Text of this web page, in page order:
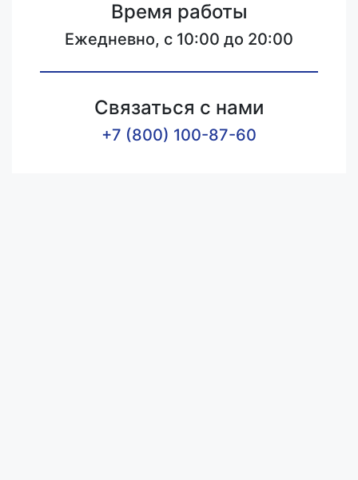
Время работы
Ежедневно, с 10:00 до 20:00
Связаться с нами
+7 (800) 100-87-60